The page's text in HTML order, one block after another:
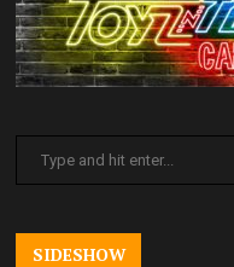
SIDESHOW